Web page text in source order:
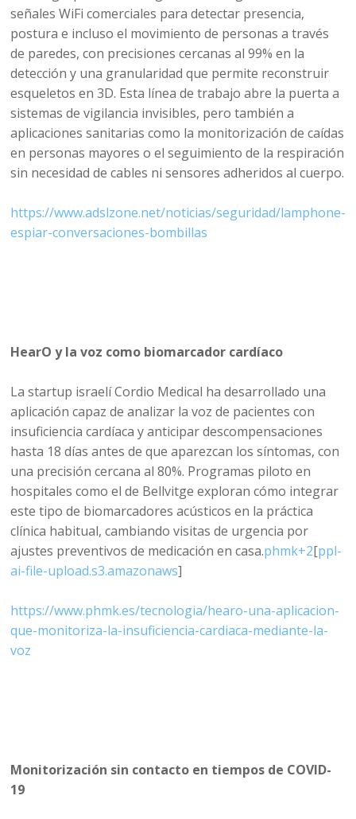
señales WiFi comerciales para detectar presencia,
postura e incluso el movimiento de personas a través
de paredes, con precisiones cercanas al 99% en la
detección y una granularidad que permite reconstruir
esqueletos en 3D. Esta línea de trabajo abre la puerta a
sistemas de vigilancia invisibles, pero también a
aplicaciones sanitarias como la monitorización de caídas
en personas mayores o el seguimiento de la respiración
sin necesidad de cables ni sensores adheridos al cuerpo.
https://www.adslzone.net/noticias/seguridad/lamphone-
espiar-conversaciones-bombillas
HearO y la voz como biomarcador cardíaco
La startup israelí Cordio Medical ha desarrollado una
aplicación capaz de analizar la voz de pacientes con
insuficiencia cardíaca y anticipar descompensaciones
hasta 18 días antes de que aparezcan los síntomas, con
una precisión cercana al 80%. Programas piloto en
hospitales como el de Bellvitge exploran cómo integrar
este tipo de biomarcadores acústicos en la práctica
clínica habitual, cambiando visitas de urgencia por
ajustes preventivos de medicación en casa.phmk+2[ppl-
ai-file-upload.s3.amazonaws]​
https://www.phmk.es/tecnologia/hearo-una-aplicacion-
que-monitoriza-la-insuficiencia-cardiaca-mediante-la-
voz
Monitorización sin contacto en tiempos de COVID-
19